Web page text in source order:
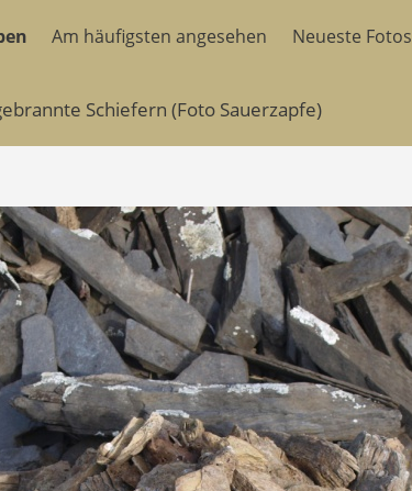
Am häufigsten angesehen Neueste Fotos
Schiefern (Foto Sauerzapfe)